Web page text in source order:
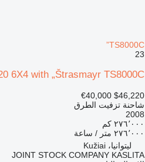
TS8000C”
23
6X4 with „Štrasmayr TS8000C”
$46,220
€40,000
شاحنة تزفيت الطرق
2008
٢٧٦٬٠٠٠ كم
٢٧٦٬٠٠٠ متر / ساعة
ليتوانيا، Kužiai
JOINT STOCK COMPANY KASLITA